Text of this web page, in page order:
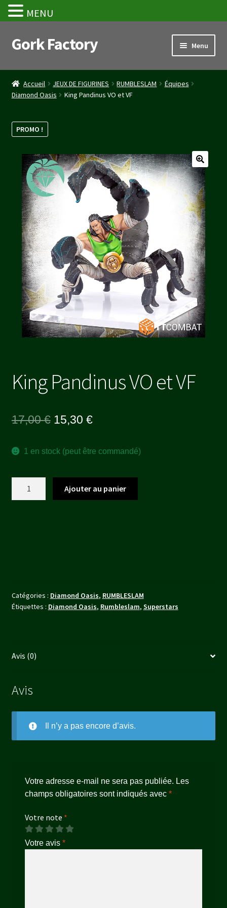
Aller
à
navigation
Aller
au
Gork Factory Menu
Accueil
CGV
Mon compte
Stripe Payment Success Page
Validation de la commande
Accueil JEUX DE FIGURINES RUMBLESLAM
Équipes
Diamond Oasis
King Pandinus VO et VF
PROMO !
King Pandinus VO et VF
17,00€ Le
initial
17,00 €.
15,30 €Le
actuel
15,30 €.
1 en stock (peut être commandé)
Ajouter au panier
Catégories : Diamond Oasis, RUMBLESLAM
Étiquettes : Diamond Oasis, Rumbleslam, Superstars
Avis (0)
Avis
Il n’y a pas encore d’avis.
Votre adresse e-mail ne sera pas publiée. Les
champs obligatoires sont indiqués avec *
Votre note *
Votre avis *
MENU